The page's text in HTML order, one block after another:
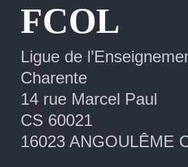
FCOL
Ligue de
Charente
14 rue Marcel Paul
CS 60021
16023 ANGOULÊME